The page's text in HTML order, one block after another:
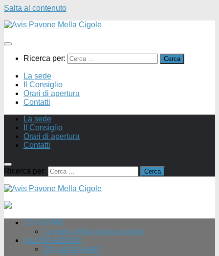
Salta al contenuto
Ricerca per:
La sede
Il Consiglio
Orari di apertura
Contatti
La sede
Il Consiglio
Orari di apertura
Contatti
Ricerca per:
CHI SIAMO
La storia della nostra sezione
LA DONAZIONE
Chi può donare?